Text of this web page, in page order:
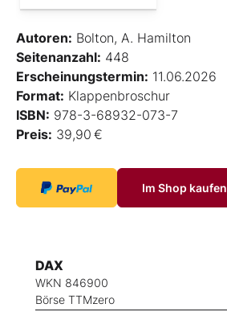
Autoren: Bolton, A. Hamilton
Seitenanzahl: 448
Erscheinungstermin: 11.06.2026
Format: Klappenbroschur
ISBN: 978-3-68932-073-7
Preis: 39,90 €
Im Shop kaufen
DAX
WKN 846900
Börse TTMzero